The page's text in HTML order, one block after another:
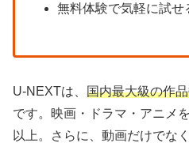
無料体験で気軽に試せ
U-NEXTは、 国内最大級の作
です。映画・ドラマ・アニメ
以上。さらに、動画だけでな